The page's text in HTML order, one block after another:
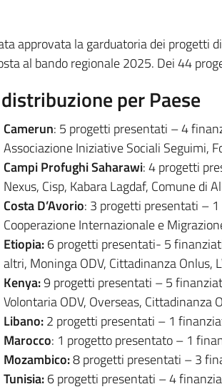
approvata la garduatoria dei progetti
al bando regionale 2025. Dei 44
per Paese
Camerun: 5 progetti presentati – 4
Associazione Iniziative Sociali Seguimi,
Campi Profughi Saharawi: 4 progetti
Nexus, Cisp, Kabara Lagdaf, Comune di
Costa D’Avorio: 3 progetti presentati –
Cooperazione Internazionale e
Etiopia:6 progetti presentati- 5
altri, Moninga ODV, Cittadinanza Onlus,
Kenya:9 progetti presentati – 5
Volontaria ODV, Overseas, Cittadinanza
Libano:2 progetti presentati – 1
Marocco: 1 progetto presentato – 1
Mozambico:8 progetti presentati – 3
Tunisia:6 progetti presentati – 4